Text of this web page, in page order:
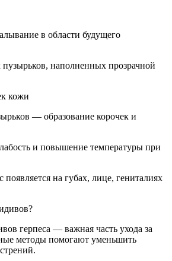
в области будущего
наполненных прозрачной
кожи
— образование корочек и
и повышение температуры при
появляется на губах, лице, гениталиях
герпеса — важная часть ухода за
методы помогают уменьшить